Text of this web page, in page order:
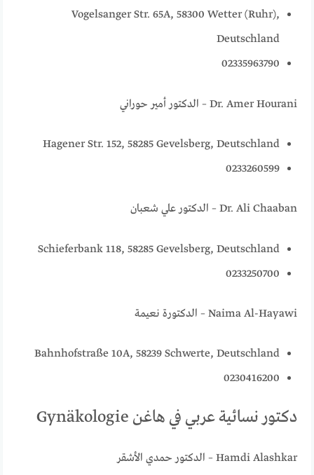
Vogelsanger Str. 65A, 58300 Wetter (Ruhr),
Deutschland
02335963790
Dr. Amer Hourani – الدكتور أمير حوراني
Hagener Str. 152, 58285 Gevelsberg, Deutschland
0233260599
Dr. Ali Chaaban – الدكتور علي شعبان
Schieferbank 118, 58285 Gevelsberg, Deutschland
0233250700
Naima Al-Hayawi – الدكتورة نعيمة
Bahnhofstraße 10A, 58239 Schwerte, Deutschland
0230416200
دكتور نسائية عربي في هاغن Gynäkologie
Hamdi Alashkar – الدكتور حمدي الأشقر